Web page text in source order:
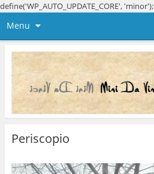
define('WP_AUTO_UPDATE_CORE', 'minor');
Menu
Periscopio